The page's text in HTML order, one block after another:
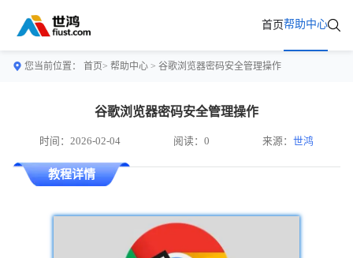
首页帮助中心
您当前位置： 首页> 帮助中心 > 谷歌浏览器密码安全管理操作
谷歌浏览器密码安全管理操作
时间：2026-02-04 阅读：0 来源：世鸿
教程详情